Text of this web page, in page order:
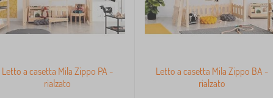
Letto a casetta Mila Zippo PA -
rialzato
Letto a casetta Mila Zippo BA -
rialzato